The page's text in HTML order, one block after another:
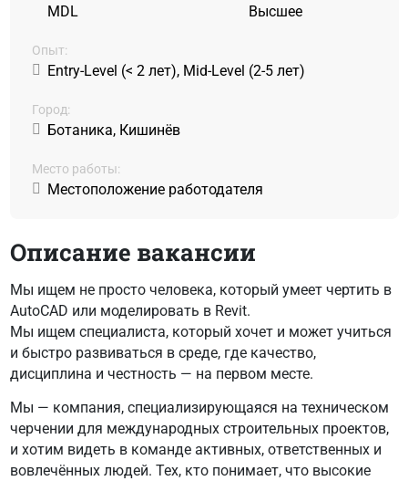
MDL
Высшее
Oпыт:
Entry-Level (< 2 лет), Mid-Level (2-5 лет)
Город:
Ботаника, Кишинёв
Место работы:
Местоположение работодателя
Описание вакансии
Мы ищем не просто человека, который умеет чертить в
AutoCAD или моделировать в Revit.
Мы ищем специалиста, который хочет и может учиться
и быстро развиваться в среде, где качество,
дисциплина и честность — на первом месте.
Мы — компания, специализирующаяся на техническом
черчении для международных строительных проектов,
и хотим видеть в команде активных, ответственных и
вовлечённых людей. Тех, кто понимает, что высокие